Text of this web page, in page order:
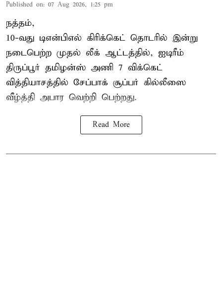
Published on: 07 Aug 2026, 1:25 pm
நத்தம்,
10-வது டிஎன்பிஎல் கிரிக்கெட் தொடரில் இன்று
நடைபெற்ற முதல் லீக் ஆட்டத்தில், ஐடிரீம்
திருப்பூர் தமிழன்ஸ் அணி 7 விக்கெட்
வித்தியாசத்தில் சேப்பாக் சூப்பர் கில்லீஸை
வீழ்த்தி அபார வெற்றி பெற்றது.
Read More